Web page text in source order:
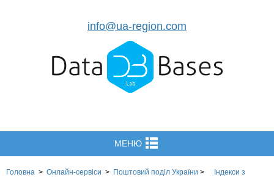
info@ua-region.com
МЕНЮ
Головна > Онлайн-сервіси > Поштовий поділ України >
Індекси з